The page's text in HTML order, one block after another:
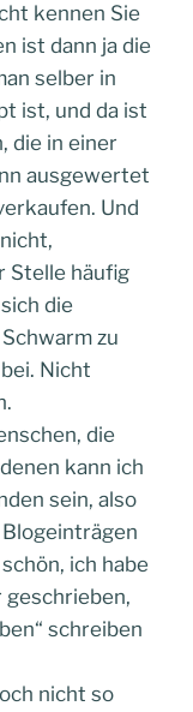
kennen Sie
ist dann ja die
selber in
ist, und da ist
die in einer
ausgewertet
Und
Stelle häufig
die
zu
Nicht
die
kann ich
sein, also
ich habe
geschrieben,
schreiben
nicht so